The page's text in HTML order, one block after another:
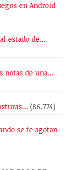
en Android
estado de…
notas de una…
(86.774)
se te agotan